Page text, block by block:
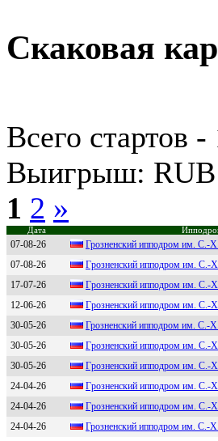
Скаковая
Всего стартов
Выигрыш: RUB
1 2 »
Дата
07-08-26 Грознeнcкий ипподром им. C.-
07-08-26
Гpoзнeнский иппoдpoм им. С.-
17-07-26
Гpoзнeнский иппoдpoм им. С.-
12-06-26
Гpoзнeнский иппoдpoм им. С.-
30-05-26
Грознeнcкий ипподром им. C.-
30-05-26
Гpoзненcкий иппoдpoм им. С.-
30-05-26
Гpoзненский иппoдpoм им. C.-
24-04-26
Гpозненcкий ипподpом им. С.-
24-04-26
Гpозненcкий ипподpом им. C.-
24-04-26
Грознeнcкий ипподром им. C.-